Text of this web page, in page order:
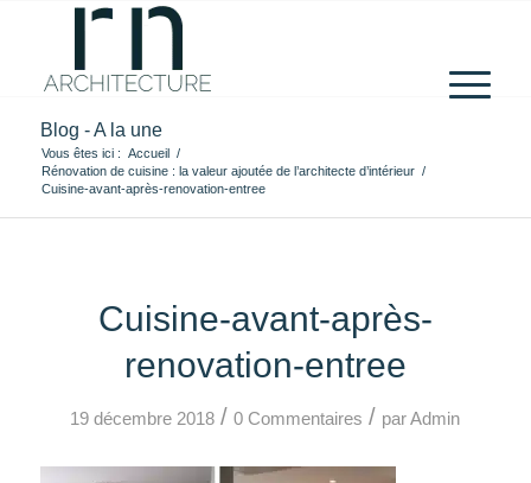
Blog - A la une
Vous êtes ici : Accueil /
Rénovation de cuisine : la valeur ajoutée de l’architecte d’intérieur /
Cuisine-avant-après-renovation-entree
Cuisine-avant-après-
renovation-entree
19 décembre 2018 / 0 Commentaires / parAdmin